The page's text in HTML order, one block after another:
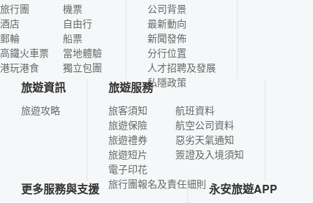
旅行團
酒店
郵輪
高鐵火車票
港玩港食
機票
自由行
船票
當地體驗
獨立包團
公司背景
最新動向
新聞發佈
分行位置
人才招聘及發展
私隱政策
旅遊資訊
旅遊攻略
旅遊服務
旅客須知
旅遊保險
旅遊禮券
旅遊短片
電子印花
航班資料
航空公司資料
惡劣天氣通知
簽證及入境須知
旅行團報名及責任細則
更多服務與支援 永安旅遊APP